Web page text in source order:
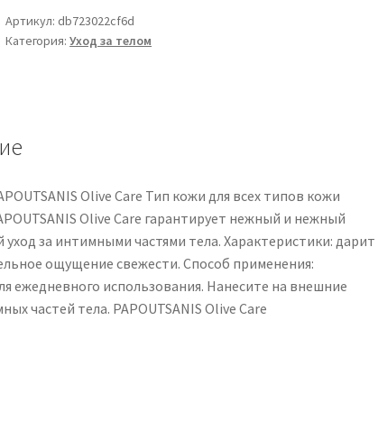
gel
per
Артикул: db723022cf6d
Категория:Уход за телом
Olive Care Тип кожи для всех типов кожи
Olive Care гарантирует нежный и нежный
за интимными частями тела. Характеристики: дарит
ощущение свежести. Способ применения:
ежедневного использования. Нанесите на внешние
частей тела. PAPOUTSANIS Olive Care